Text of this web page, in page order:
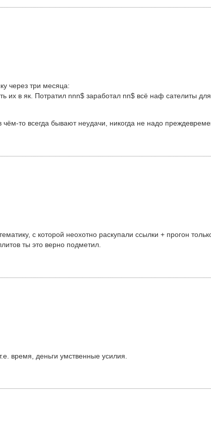
через три месяца:
в як. Потратил nnn$ заработал nn$ всё наф сателиты
то всегда бывают неудачи, никогда не надо
с которой неохотно раскупали ссылки + прогон
ты это верно подметил.
время, деньги умственные усилия.